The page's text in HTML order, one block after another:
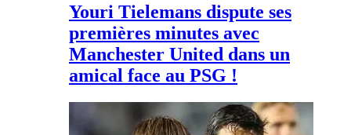
Youri Tielemans dispute ses
premières minutes avec
Manchester United dans un
amical face au PSG !